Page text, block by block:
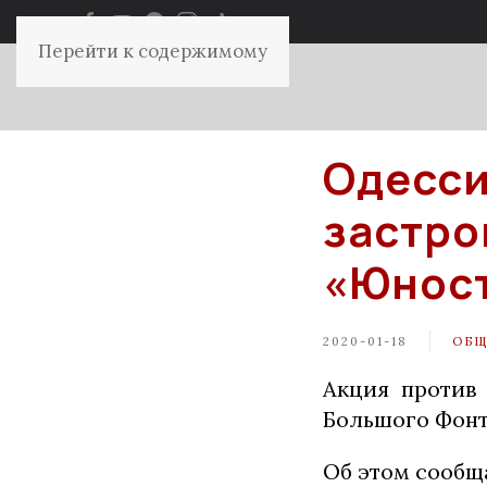
Перейти к содержимому
2020-01-18
Акция
Большого
Об этом